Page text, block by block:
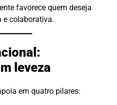
favorece quem deseja
e colaborativa.
leveza
em quatro pilares: